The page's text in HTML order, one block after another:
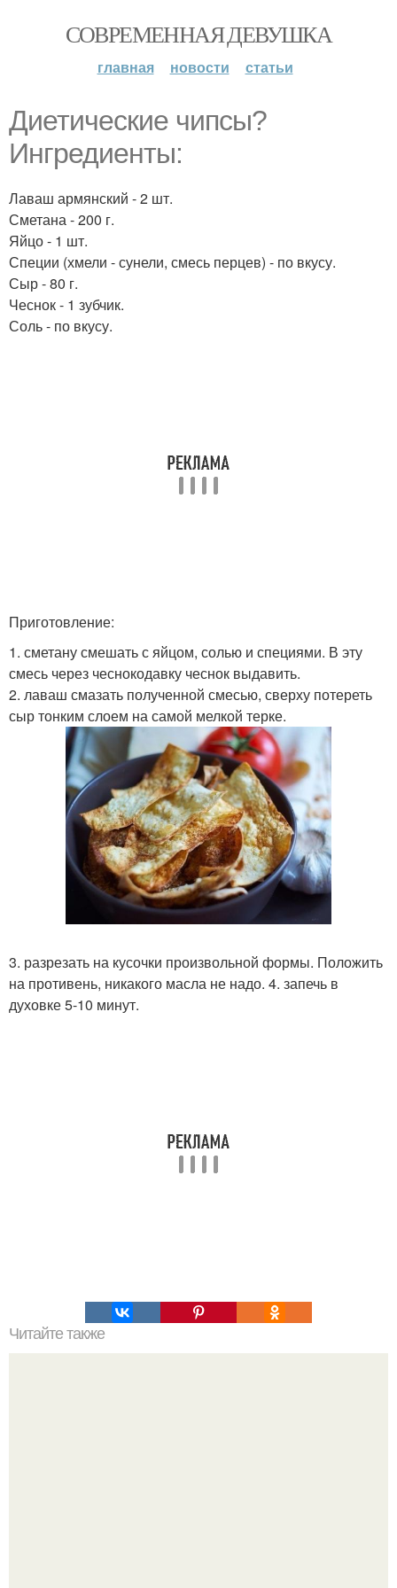
СОВРЕМЕННАЯ ДЕВУШКА
главная новости статьи
Диетические чипсы?
Ингредиенты:
Лаваш армянский - 2 шт.
Сметана - 200 г.
Яйцо - 1 шт.
Специи (хмели - сунели, смесь перцев) - по вкусу.
Сыр - 80 г.
Чеснок - 1 зубчик.
Соль - по вкусу.
Приготовление:
1. сметану смешать с яйцом, солью и специями. В эту
смесь через чеснокодавку чеснок выдавить.
2. лаваш смазать полученной смесью, сверху потереть
сыр тонким слоем на самой мелкой терке.
3. разрезать на кусочки произвольной формы. Положить
на противень, никакого масла не надо. 4. запечь в
духовке 5-10 минут.
Читайте также